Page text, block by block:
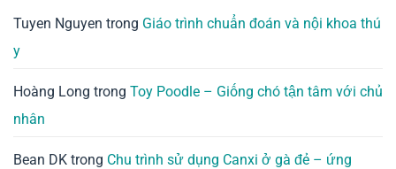
Tuyen Nguyen trong Giáo trình chuẩn đoán và nội khoa thú
y
Hoàng Long trong Toy Poodle – Giống chó tận tâm với chủ
nhân
Bean DK trong Chu trình sử dụng Canxi ở gà đẻ – ứng